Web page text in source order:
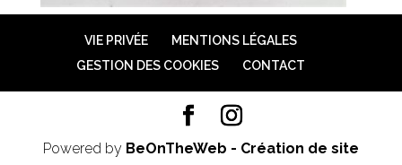
VIE PRIVÉE
MENTIONS LÉGALES
GESTION DES COOKIES
CONTACT
Powered by BeOnTheWeb - Création de site